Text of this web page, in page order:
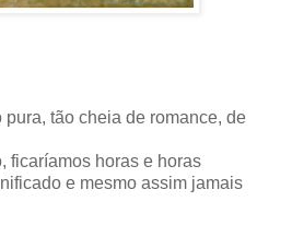
pura, tão cheia de romance, de
ficaríamos horas e horas
e mesmo assim jamais